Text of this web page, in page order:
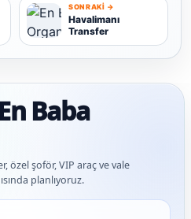
SONRAKI →
Havalimanı
Transfer
Baba
özel şoför, VIP araç ve vale
planlıyoruz.
hizmet deneyimi; 91 platform genelinde